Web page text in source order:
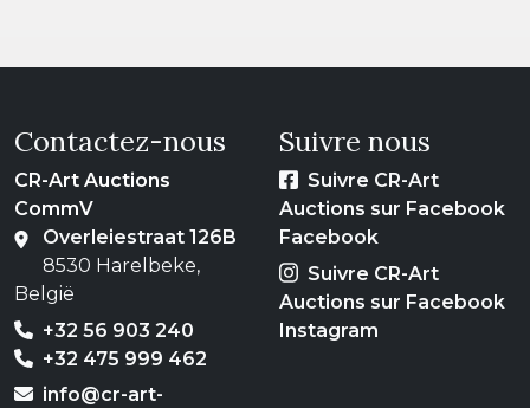
Contactez-nous
CR-Art Auctions
CommV
Overleiestraat 126B
8530 Harelbeke,
België
+32 56 903 240
+32 475 999 462
info@cr-art-
Suivre nous
Suivre CR-Art
Auctions sur Facebook
Facebook
Suivre CR-Art
Auctions sur Facebook
Instagram